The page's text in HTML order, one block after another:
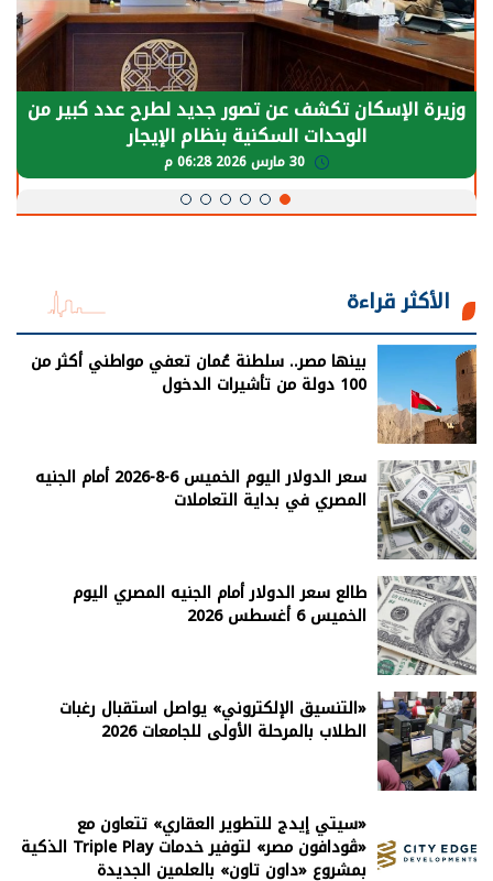
وزيرة الإسكان تكشف عن تصور جديد لطرح عدد كبير من
الوحدات السكنية بنظام الإيجار
الأكثر قراءة
بينها مصر.. سلطنة عُمان تعفي مواطني أكثر من
100 دولة من تأشيرات الدخول
سعر الدولار اليوم الخميس 6-8-2026 أمام الجنيه
المصري في بداية التعاملات
طالع سعر الدولار أمام الجنيه المصري اليوم
الخميس 6 أغسطس 2026
«التنسيق الإلكتروني» يواصل استقبال رغبات
الطلاب بالمرحلة الأولى للجامعات 2026
«سيتي إيدج للتطوير العقاري» تتعاون مع
«ڤودافون مصر» لتوفير خدمات Triple Play الذكية
بمشروع «داون تاون» بالعلمين الجديدة